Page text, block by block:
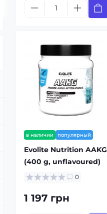
в наличии популярный
Evolite Nutrition AAKG
(400 g, unflavoured)
0
1 197 грн